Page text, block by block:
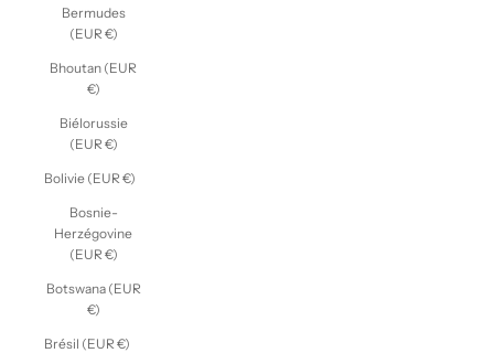
Bermudes
(EUR €)
Bhoutan (EUR
€)
Biélorussie
(EUR €)
Bolivie (EUR €)
Bosnie-
Herzégovine
(EUR €)
Botswana (EUR
€)
Brésil (EUR €)